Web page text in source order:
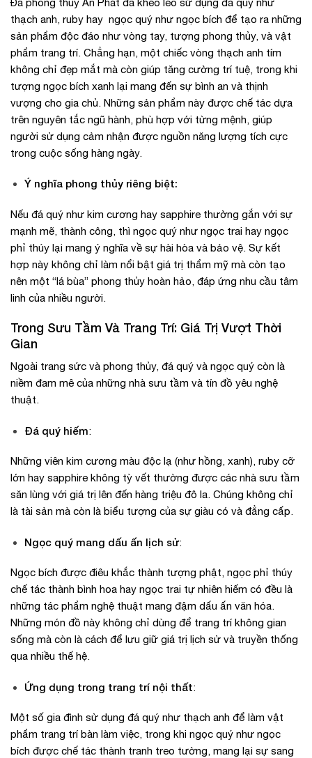
thạch anh, ruby hay ngọc quý như ngọc bích để tạo ra những
sản phẩm độc đáo như vòng tay, tượng phong thủy, và vật
phẩm trang trí. Chẳng hạn, một chiếc vòng thạch anh tím
không chỉ đẹp mắt mà còn giúp tăng cường trí tuệ, trong khi
tượng ngọc bích xanh lại mang đến sự bình an và thịnh
vượng cho gia chủ. Những sản phẩm này được chế tác dựa
trên nguyên tắc ngũ hành, phù hợp với từng mệnh, giúp
người sử dụng cảm nhận được nguồn năng lượng tích cực
trong cuộc sống hàng ngày.
Ý nghĩa phong thủy riêng biệt:
Nếu đá quý như kim cương hay sapphire thường gắn với sự
mạnh mẽ, thành công, thì ngọc quý như ngọc trai hay ngọc
phỉ thúy lại mang ý nghĩa về sự hài hòa và bảo vệ. Sự kết
hợp này không chỉ làm nổi bật giá trị thẩm mỹ mà còn tạo
nên một “lá bùa” phong thủy hoàn hảo, đáp ứng nhu cầu tâm
linh của nhiều người.
Trong Sưu Tầm Và Trang Trí: Giá Trị Vượt Thời
Gian
Ngoài trang sức và phong thủy, đá quý và ngọc quý còn là
niềm đam mê của những nhà sưu tầm và tín đồ yêu nghệ
thuật.
Đá quý hiếm:
Những viên kim cương màu độc lạ (như hồng, xanh), ruby cỡ
lớn hay sapphire không tỳ vết thường được các nhà sưu tầm
săn lùng với giá trị lên đến hàng triệu đô la. Chúng không chỉ
là tài sản mà còn là biểu tượng của sự giàu có và đẳng cấp.
Ngọc quý mang dấu ấn lịch sử:
Ngọc bích được điêu khắc thành tượng phật, ngọc phỉ thúy
chế tác thành bình hoa hay ngọc trai tự nhiên hiếm có đều là
những tác phẩm nghệ thuật mang đậm dấu ấn văn hóa.
Những món đồ này không chỉ dùng để trang trí không gian
sống mà còn là cách để lưu giữ giá trị lịch sử và truyền thống
qua nhiều thế hệ.
Ứng dụng trong trang trí nội thất:
Một số gia đình sử dụng đá quý như thạch anh để làm vật
phẩm trang trí bàn làm việc, trong khi ngọc quý như ngọc
bích được chế tác thành tranh treo tường, mang lại sự sang